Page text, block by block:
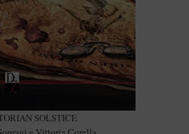
SOLSTICE